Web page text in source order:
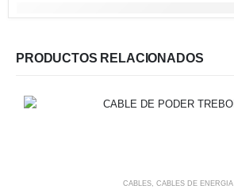
PRODUCTOS RELACIONADOS
CABLES, CABLES DE ENERGIA